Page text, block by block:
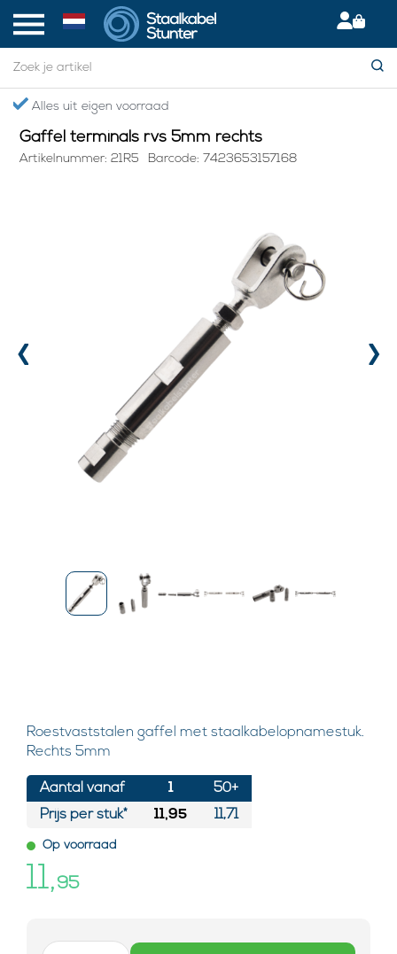
uit eigen voorraad
Home > Gaffel terminals rvs 5mm rechts
Gaffel terminals rvs 5mm rechts
Artikelnummer: 21R5 Barcode: 7423653157168
‹ ›
Roestvaststalen gaffel met staalkabelopnamestuk.
Rechts 5mm
Aantal vanaf
Prijs per stuk*
1
11,95
50+
11,71
Op voorraad
11,95